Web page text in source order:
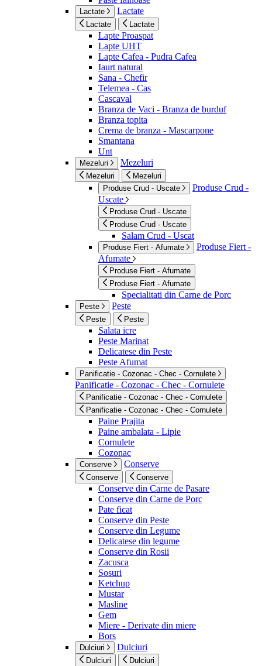
Lactate Lactate
Lactate Lactate
Lapte Proaspat
Lapte UHT
Lapte Cafea - Pudra Cafea
Iaurt natural
Sana - Chefir
Telemea - Cas
Cascaval
Branza de Vaci - Branza de burduf
Branza topita
Crema de branza - Mascarpone
Smantana
Unt
Mezeluri Mezeluri
Mezeluri
Mezeluri
Produse Crud - Uscate
Produse Crud -
Uscate
Produse Crud - Uscate
Produse Crud - Uscate
Salam Crud - Uscat
Produse Fiert - Afumate
Produse Fiert -
Afumate
Produse Fiert - Afumate
Produse Fiert - Afumate
Specialitati din Carne de Porc
Peste Peste
Peste Peste
Salata icre
Peste Marinat
Delicatese din Peste
Peste Afumat
Panificatie - Cozonac - Chec - Cornulete
Panificatie - Cozonac - Chec - Cornulete
Panificatie - Cozonac - Chec - Cornulete
Panificatie - Cozonac - Chec - Cornulete
Paine Prajita
Paine ambalata - Lipie
Cornulete
Cozonac
Conserve Conserve
Conserve Conserve
Conserve din Carne de Pasare
Conserve din Carne de Porc
Pate ficat
Conserve din Peste
Conserve din Legume
Delicatese din legume
Conserve din Rosii
Zacusca
Sosuri
Ketchup
Mustar
Masline
Gem
Miere - Derivate din miere
Bors
Dulciuri Dulciuri
Dulciuri Dulciuri